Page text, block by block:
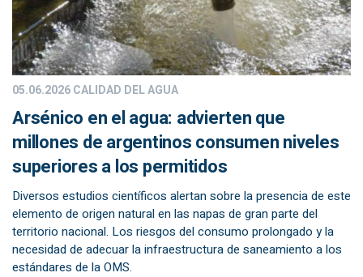
05.06.2026CALIDAD DEL AGUA
Arsénico en el agua: advierten que
millones de argentinos consumen niveles
superiores a los permitidos
Diversos estudios científicos alertan sobre la presencia de este
elemento de origen natural en las napas de gran parte del
territorio nacional. Los riesgos del consumo prolongado y la
necesidad de adecuar la infraestructura de saneamiento a los
estándares de la OMS.